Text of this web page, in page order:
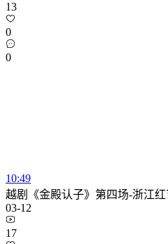
13
0
0
10:49
越剧《金殿认子》第四场-浙江红
03-12
17